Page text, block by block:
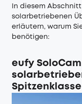
In diesem
solarbetriebenen
erläutern, warum
benötigen:
eufy
Spitzenklasse